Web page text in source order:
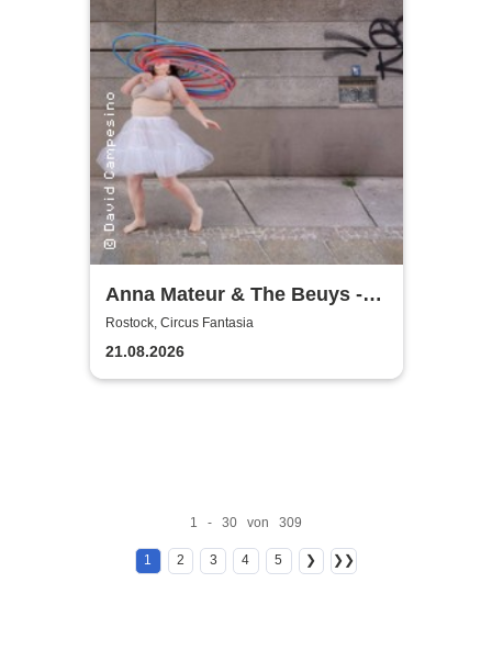
Anna Mateur & The Beuys -
Kaoshüter
Rostock, Circus Fantasia
21.08.2026
1 - 30 von 309
1 2 3 4 5 ❯ ❯❯